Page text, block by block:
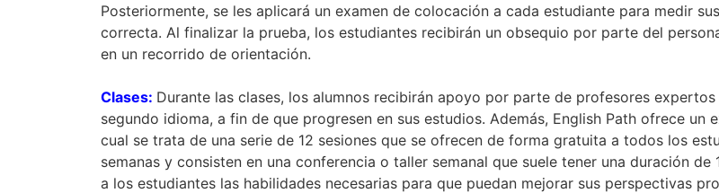
Posteriormente, se les aplicará un examen de colocación a cada estudiante para medir
correcta. Al finalizar la prueba, los estudiantes recibirán un obsequio por parte del
en un recorrido de orientación.
Clases: Durante las clases, los alumnos recibirán apoyo por parte de profesores
segundo idioma, a fin de que progresen en sus estudios. Además, English Path ofrece
cual se trata de una serie de 12 sesiones que se ofrecen de forma gratuita a todos los
semanas y consisten en una conferencia o taller semanal que suele tener una duración
a los estudiantes las habilidades necesarias para que puedan mejorar sus perspectivas